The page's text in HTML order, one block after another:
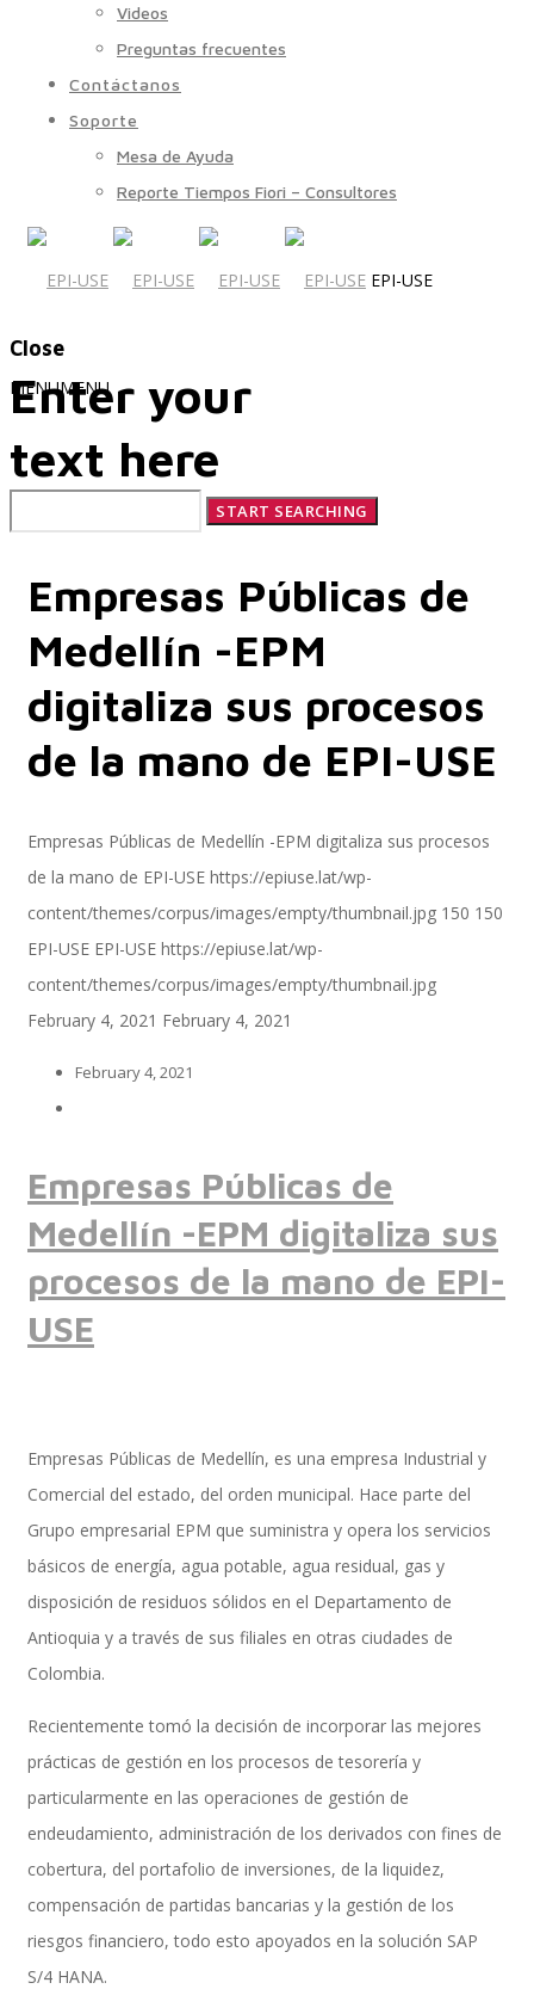
Videos
Preguntas frecuentes
Contáctanos
Soporte
Mesa de Ayuda
Reporte Tiempos Fiori – Consultores
EPI-USE
MENUMENU
Servicios
Servicios y productos cloud
SAP S/4 HANA
EPI-US4HANA
Implementación Nómina Cloud Sap
Recruiting and Onboarding
SAP JAM
Close
Enter your
text here
Empresas Públicas de
Medellín -EPM
digitaliza sus procesos
de la mano de EPI-USE
Empresas Públicas de Medellín -EPM digitaliza sus procesos
de la mano de EPI-USE https://epiuse.lat/wp-
content/themes/corpus/images/empty/thumbnail.jpg 150 150
EPI-USE EPI-USE https://epiuse.lat/wp-
content/themes/corpus/images/empty/thumbnail.jpg
February 4, 2021 February 4, 2021
February 4, 2021
Empresas Públicas de
Medellín -EPM digitaliza sus
procesos de la mano de EPI-
USE
Empresas Públicas de Medellín, es una empresa Industrial y
Comercial del estado, del orden municipal. Hace parte del
Grupo empresarial EPM que suministra y opera los servicios
básicos de energía, agua potable, agua residual, gas y
disposición de residuos sólidos en el Departamento de
Antioquia y a través de sus filiales en otras ciudades de
Colombia.
Recientemente tomó la decisión de incorporar las mejores
prácticas de gestión en los procesos de tesorería y
particularmente en las operaciones de gestión de
endeudamiento, administración de los derivados con fines de
cobertura, del portafolio de inversiones, de la liquidez,
compensación de partidas bancarias y la gestión de los
riesgos financiero, todo esto apoyados en la solución SAP
S/4 HANA.